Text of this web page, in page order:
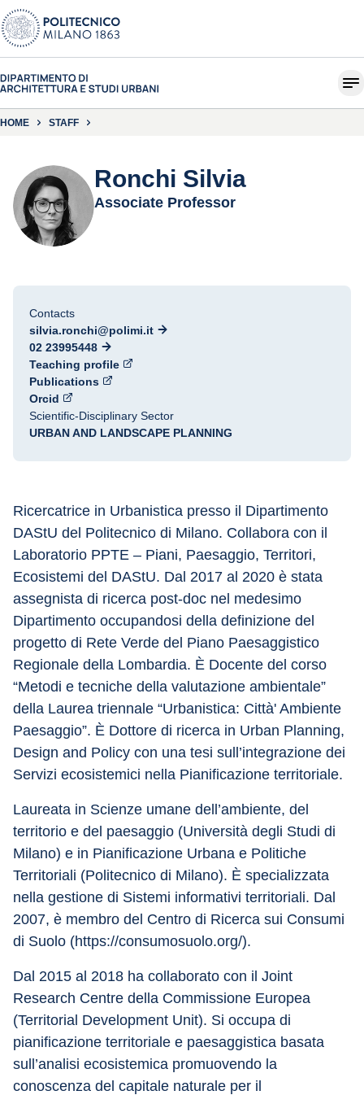
HOME STAFF
Ronchi Silvia
Associate Professor
Contacts
silvia.ronchi@polimi.it
02 23995448
Teaching profile
Publications
Orcid
Scientific-Disciplinary Sector
URBAN AND LANDSCAPE PLANNING
Ricercatrice in Urbanistica presso il Dipartimento
DAStU del Politecnico di Milano. Collabora con il
Laboratorio PPTE – Piani, Paesaggio, Territori,
Ecosistemi del DAStU. Dal 2017 al 2020 è stata
assegnista di ricerca post-doc nel medesimo
Dipartimento occupandosi della definizione del
progetto di Rete Verde del Piano Paesaggistico
Regionale della Lombardia. È Docente del corso
“Metodi e tecniche della valutazione ambientale”
della Laurea triennale “Urbanistica: Città' Ambiente
Paesaggio”. È Dottore di ricerca in Urban Planning,
Design and Policy con una tesi sull’integrazione dei
Servizi ecosistemici nella Pianificazione territoriale.
Laureata in Scienze umane dell’ambiente, del
territorio e del paesaggio (Università degli Studi di
Milano) e in Pianificazione Urbana e Politiche
Territoriali (Politecnico di Milano). È specializzata
nella gestione di Sistemi informativi territoriali. Dal
2007, è membro del Centro di Ricerca sui Consumi
di Suolo (https://consumosuolo.org/).
Dal 2015 al 2018 ha collaborato con il Joint
Research Centre della Commissione Europea
(Territorial Development Unit). Si occupa di
pianificazione territoriale e paesaggistica basata
sull’analisi ecosistemica promuovendo la
conoscenza del capitale naturale per il